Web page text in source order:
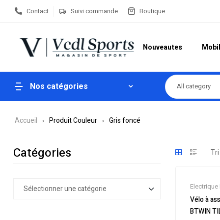
Contact Suivi commande Boutique
Nouveautes
Nos catégories All category
Accueil Produit Couleur Gris foncé
Electrique
Promos &
Vélo à
BTWIN
Catégories